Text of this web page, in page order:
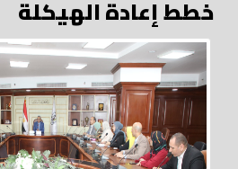
خطط إعادة الهيكلة